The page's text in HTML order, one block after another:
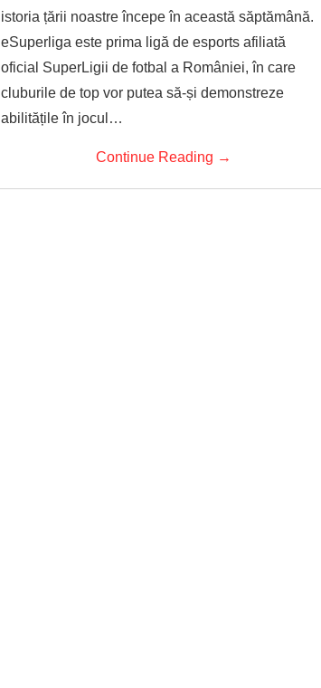
istoria țării noastre începe în această săptămână.
eSuperliga este prima ligă de esports afiliată
oficial SuperLigii de fotbal a României, în care
cluburile de top vor putea să-și demonstreze
abilitățile în jocul…
Continue Reading →